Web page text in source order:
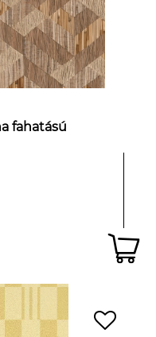
fahatású